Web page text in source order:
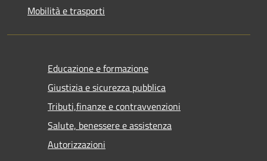
Mobilità e trasporti
Educazione e formazione
Giustizia e sicurezza pubblica
Tributi,finanze e contravvenzioni
Salute, benessere e assistenza
Autorizzazioni